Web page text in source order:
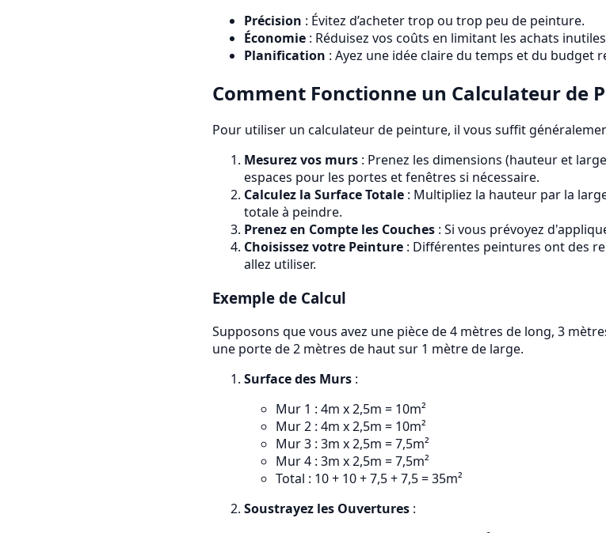
Précision : Évitez d’acheter trop ou trop peu de peinture.
Économie : Réduisez vos coûts en limitant les achats
Planification : Ayez une idée claire du temps et du budget
Comment Fonctionne un Calculateur de
Pour utiliser un calculateur de peinture, il vous suffit
Mesurez vos murs : Prenez les dimensions (hauteur et
espaces pour les portes et fenêtres si nécessaire.
Calculez la Surface Totale : Multipliez la hauteur par la
totale à peindre.
Prenez en Compte les Couches : Si vous prévoyez
Choisissez votre Peinture : Différentes peintures ont des
allez utiliser.
Exemple de Calcul
Supposons que vous avez une pièce de 4 mètres de long, 3
une porte de 2 mètres de haut sur 1 mètre de large.
Surface des Murs :
Mur 1 : 4m x 2,5m = 10m²
Mur 2 : 4m x 2,5m = 10m²
Mur 3 : 3m x 2,5m = 7,5m²
Mur 4 : 3m x 2,5m = 7,5m²
Total : 10 + 10 + 7,5 + 7,5 = 35m²
Soustrayez les Ouvertures :